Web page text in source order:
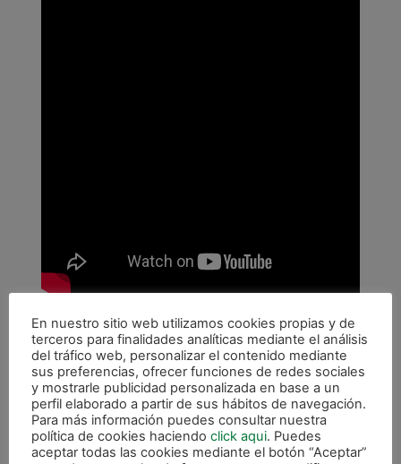
Tras encajar la primera derrota de la temporada en
liga como local, Miguel Hernández expresaba su
lamento por no haber aprovechado la multitud de
ocasiones de gol con las que contó el equipo. Aun
así
«Hemos hecho un buen partido, creo que no es un
En nuestro sitio web utilizamos cookies propias y de
terceros para finalidades analíticas mediante el análisis
del tráfico web, personalizar el contenido mediante
sus preferencias, ofrecer funciones de redes sociales
y mostrarle publicidad personalizada en base a un
perfil elaborado a partir de sus hábitos de navegación.
Para más información puedes consultar nuestra
política de cookies haciendo click aqui. Puedes
aceptar todas las cookies mediante el botón “Aceptar”